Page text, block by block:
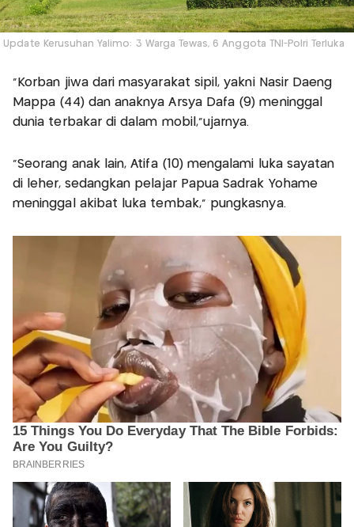
Update Kerusuhan Yalimo: 3 Warga Tewas, 6 Anggota TNI-Polri Terluka
"Korban jiwa dari masyarakat sipil, yakni Nasir Daeng
Mappa (44) dan anaknya Arsya Dafa (9) meninggal
dunia terbakar di dalam mobil,”ujarnya.
“Seorang anak lain, Atifa (10) mengalami luka sayatan
di leher, sedangkan pelajar Papua Sadrak Yohame
meninggal akibat luka tembak," pungkasnya.